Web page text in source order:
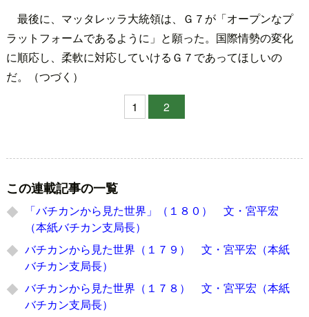
最後に、マッタレッラ大統領は、Ｇ７が「オープンなプ
ラットフォームであるように」と願った。国際情勢の変化
に順応し、柔軟に対応していけるＧ７であってほしいの
だ。（つづく）
1
2
この連載記事の一覧
「バチカンから見た世界」（１８０） 文・宮平宏
（本紙バチカン支局長）
バチカンから見た世界（１７９） 文・宮平宏（本紙
バチカン支局長）
バチカンから見た世界（１７８） 文・宮平宏（本紙
バチカン支局長）